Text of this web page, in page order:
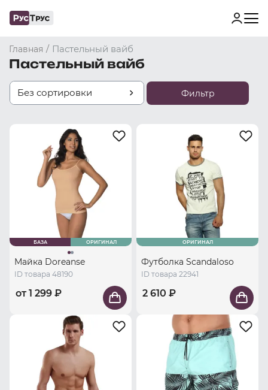
Главная / Пастельный вайб
Пастельный вайб
Без сортировки Фильтр
БАЗА ОРИГИНАЛ
Майка Doreanse
ID товара 48190
от 1 299 ₽
ОРИГИНАЛ
Футболка Scandaloso
ID товара 22941
2 610 ₽